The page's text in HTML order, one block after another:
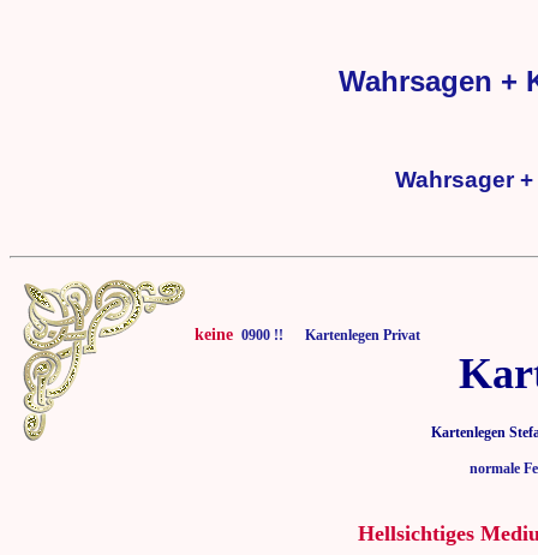
Wahrsagen +
Wahrsager
keine 0900 !! Kartenlegen Privat
Kartenlegen
normale
Hellsichtiges